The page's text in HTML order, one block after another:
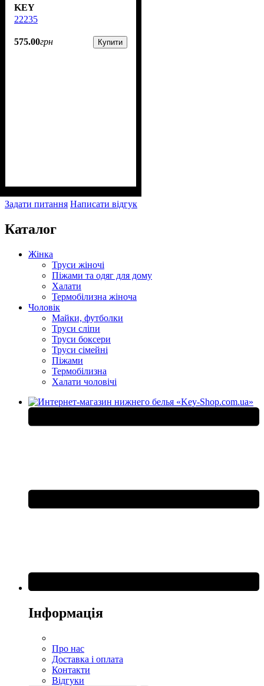
KEY
22235
575.00грн Купити
Задати питання Написати відгук
Каталог
Жінка
Труси жіночі
Піжами та одяг для дому
Халати
Термобілизна жіноча
Чоловік
Майки, футболки
Труси сліпи
Труси боксери
Труси сімейні
Піжами
Термобілизна
Халати чоловічі
Інформація
Про нас
Доставка і оплата
Контакти
Відгуки